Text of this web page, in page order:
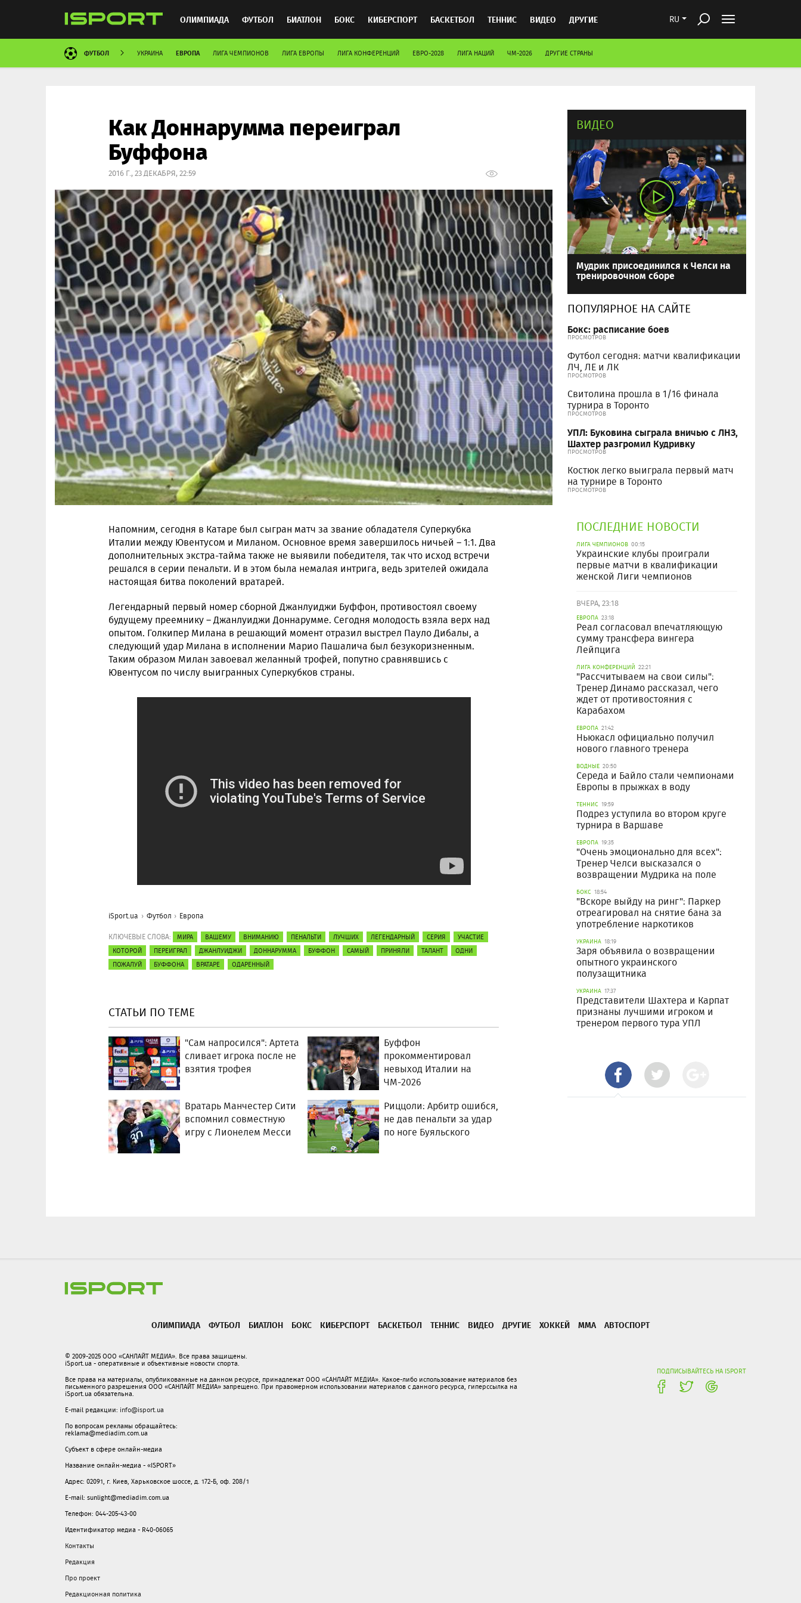
RU
ОЛИМПИАДА ФУТБОЛ БИАТЛОН БОКС КИБЕРСПОРТ БАСКЕТБОЛ ТЕННИС ВИДЕО ДРУГИЕ
ХОККЕЙ ММА АВТОСПОРТ
ФУТБОЛ УКРАИНА ЕВРОПА ЛИГА ЧЕМПИОНОВ ЛИГА ЕВРОПЫ ЛИГА КОНФЕРЕНЦИЙ ЕВРО-2028 ЛИГА НАЦИЙ ЧМ-2026 ДРУГИЕ СТРАНЫ
Как Доннарумма переиграл
Буффона
2016 Г., 23 ДЕКАБРЯ, 22:59
Напомним, сегодня в Катаре был сыгран матч за звание обладателя Суперкубка
Италии между Ювентусом и Миланом. Основное время завершилось ничьей – 1:1. Два
дополнительных экстра-тайма также не выявили победителя, так что исход встречи
решался в серии пенальти. И в этом была немалая интрига, ведь зрителей ожидала
настоящая битва поколений вратарей.
Легендарный первый номер сборной Джанлуиджи Буффон, противостоял своему
будущему преемнику – Джанлуиджи Доннарумме. Сегодня молодость взяла верх над
опытом. Голкипер Милана в решающий момент отразил выстрел Пауло Дибалы, а
следующий удар Милана в исполнении Марио Пашалича был безукоризненным.
Таким образом Милан завоевал желанный трофей, попутно сравнявшись с
Ювентусом по числу выигранных Суперкубков страны.
iSport.ua Футбол Европа
КЛЮЧЕВЫЕ СЛОВА: МИРА ВАШЕМУ ВНИМАНИЮ ПЕНАЛЬТИ ЛУЧШИХ ЛЕГЕНДАРНЫЙ СЕРИЯ
УЧАСТИЕ
КОТОРОЙ
ПЕРЕИГРАЛ ДЖАНЛУИДЖИ ДОННАРУММА БУФФОН САМЫЙ ПРИНЯЛИ ТАЛАНТ
ОДНИ
ПОЖАЛУЙ
БУФФОНА ВРАТАРЕ ОДАРЕННЫЙ
СТАТЬИ ПО ТЕМЕ
"Сам напросился": Артета
сливает игрока после не
взятия трофея
Буффон
прокомментировал
невыход Италии на
ЧМ-2026
Вратарь Манчестер Сити
вспомнил совместную
игру с Лионелем Месси
Риццоли: Арбитр ошибся,
не дав пенальти за удар
по ноге Буяльского
ВИДЕО
Мудрик присоединился к Челси на
тренировочном сборе
ПОПУЛЯРНОЕ НА САЙТЕ
Бокс: расписание боев
ПРОСМОТРОВ
Футбол сегодня: матчи квалификации
ЛЧ, ЛЕ и ЛК
ПРОСМОТРОВ
Свитолина прошла в 1/16 финала
турнира в Торонто
ПРОСМОТРОВ
УПЛ: Буковина сыграла вничью с ЛНЗ,
Шахтер разгромил Кудривку
ПРОСМОТРОВ
Костюк легко выиграла первый матч
на турнире в Торонто
ПРОСМОТРОВ
ПОСЛЕДНИЕ НОВОСТИ
ЛИГА ЧЕМПИОНОВ 00:15
Украинские клубы проиграли
первые матчи в квалификации
женской Лиги чемпионов
ВЧЕРА, 23:18
ЕВРОПА 23:18
Реал согласовал впечатляющую
сумму трансфера вингера
Лейпцига
ЛИГА КОНФЕРЕНЦИЙ 22:21
"Рассчитываем на свои силы":
Тренер Динамо рассказал, чего
ждет от противостояния с
Карабахом
ЕВРОПА 21:42
Ньюкасл официально получил
нового главного тренера
ВОДНЫЕ 20:50
Середа и Байло стали чемпионами
Европы в прыжках в воду
ТЕННИС 19:59
Подрез уступила во втором круге
турнира в Варшаве
ЕВРОПА 19:35
"Очень эмоционально для всех":
Тренер Челси высказался о
возвращении Мудрика на поле
БОКС 18:54
"Вскоре выйду на ринг": Паркер
отреагировал на снятие бана за
употребление наркотиков
УКРАИНА 18:19
Заря объявила о возвращении
опытного украинского
полузащитника
УКРАИНА 17:37
Представители Шахтера и Карпат
признаны лучшими игроком и
тренером первого тура УПЛ
ОЛИМПИАДА ФУТБОЛ БИАТЛОН БОКС КИБЕРСПОРТ БАСКЕТБОЛ ТЕННИС ВИДЕО ДРУГИЕ ХОККЕЙ ММА АВТОСПОРТ
ПОДПИСЫВАЙТЕСЬ НА ISPORT
© 2009-2025 ООО «САНЛАЙТ МЕДИА». Все права защищены.
iSport.ua - оперативные и объективные новости спорта.
Все права на материалы, опубликованные на данном ресурсе, принадлежат ООО «САНЛАЙТ МЕДИА». Какое-либо использование материалов без
письменного разрешения ООО «САНЛАЙТ МЕДИА» запрещено. При правомерном использовании материалов с данного ресурса, гиперссылка на
iSport.ua обязательна.
E-mail редакции: info@isport.ua
По вопросам рекламы обращайтесь:
reklama@mediadim.com.ua
Субъект в сфере онлайн-медиа
Название онлайн-медиа - «ISPORT»
Адрес: 02091, г. Киев, Харьковское шоссе, д. 172-Б, оф. 208/1
E-mail: sunlight@mediadim.com.ua
Телефон: 044-205-43-00
Идентификатор медиа - R40-06065
Контакты
Редакция
Про проект
Редакционная политика